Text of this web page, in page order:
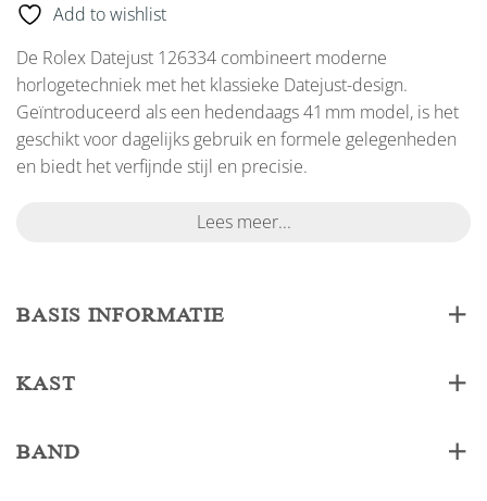
Add to wishlist
De Rolex Datejust 126334 combineert moderne
horlogetechniek met het klassieke Datejust-design.
Geïntroduceerd als een hedendaags 41 mm model, is het
geschikt voor dagelijks gebruik en formele gelegenheden
en biedt het verfijnde stijl en precisie.
Lees meer...
BASIS INFORMATIE
KAST
BAND